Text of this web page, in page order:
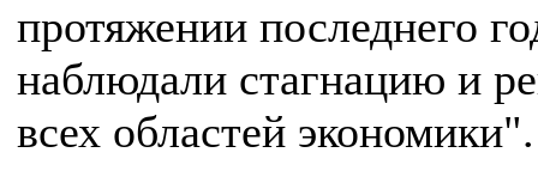
протяжении последнего
наблюдали стагнацию и
всех областей экономики".